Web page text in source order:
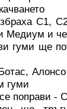
C1,
Медиум и
гуми ще
гуми
поправи -